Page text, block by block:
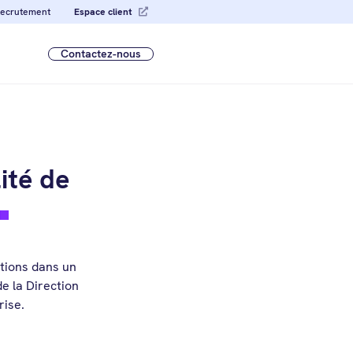
Espace client
Contactez-nous
de
dans un
la Direction